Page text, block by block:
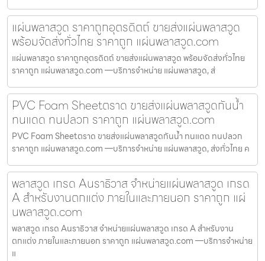
แผ่นพลาสวูด ราคาถูกอุตรดิตถ์ ขายส่งแผ่นพลาสวูด
พร้อมจัดส่งทั่วไทย ราคาถูก แผ่นพลาสวูด.com
แผ่นพลาสวูด ราคาถูกอุตรดิตถ์ ขายส่งแผ่นพลาสวูด พร้อมจัดส่งทั่วไทย
ราคาถูก แผ่นพลาสวูด.com —บริการจำหน่าย แผ่นพลาสวูด, ส่
PVC Foam Sheetตราด ขายส่งแผ่นพลาสวูดกันน้ำ
ทนแดด ทนปลวก ราคาถูก แผ่นพลาสวูด.com
PVC Foam Sheetตราด ขายส่งแผ่นพลาสวูดกันน้ำ ทนแดด ทนปลวก
ราคาถูก แผ่นพลาสวูด.com —บริการจำหน่าย แผ่นพลาสวูด, ส่งทั่วไทย ค
พลาสวูด เกรด Aนราธิวาส จำหน่ายแผ่นพลาสวูด เกรด
A สำหรับงานตกแต่ง ภายในและภายนอก ราคาถูก แผ่
นพลาสวูด.com
พลาสวูด เกรด Aนราธิวาส จำหน่ายแผ่นพลาสวูด เกรด A สำหรับงาน
ตกแต่ง ภายในและภายนอก ราคาถูก แผ่นพลาสวูด.com —บริการจำหน่าย
แ